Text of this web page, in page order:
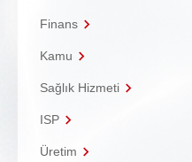
Finans
Kamu
Sağlık Hizmeti
ISP
Üretim